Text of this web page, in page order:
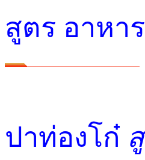
สูตร อาหา
ปาท่องโก๋